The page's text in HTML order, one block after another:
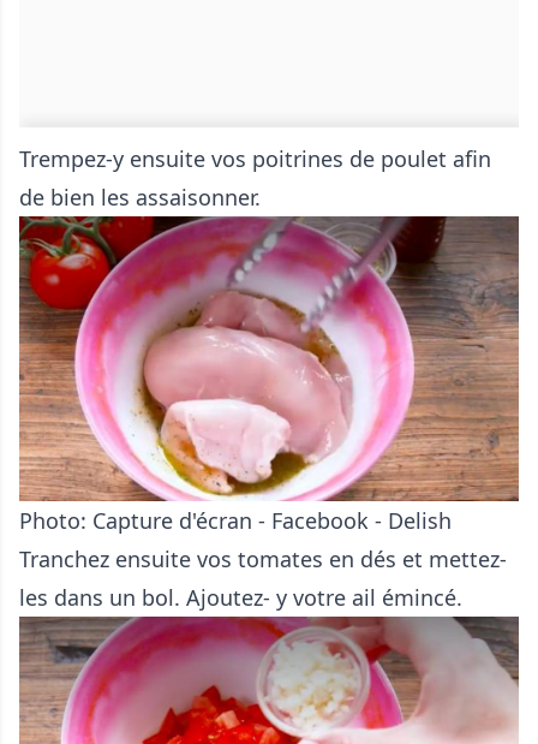
Trempez-y ensuite vos poitrines de poulet afin
de bien les assaisonner.
Photo: Capture d'écran - Facebook - Delish
Tranchez ensuite vos tomates en dés et mettez-
les dans un bol. Ajoutez- y votre ail émincé.